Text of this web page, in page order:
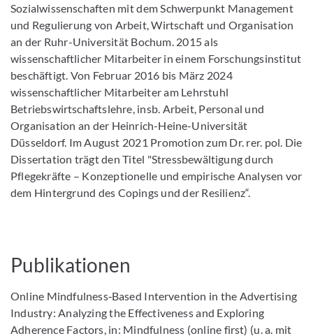
Sozialwissenschaften mit dem Schwerpunkt Management
und Regulierung von Arbeit, Wirtschaft und Organisation
an der Ruhr-Universität Bochum. 2015 als
wissenschaftlicher Mitarbeiter in einem Forschungsinstitut
beschäftigt. Von Februar 2016 bis März 2024
wissenschaftlicher Mitarbeiter am Lehrstuhl
Betriebswirtschaftslehre, insb. Arbeit, Personal und
Organisation an der Heinrich-Heine-Universität
Düsseldorf. Im August 2021 Promotion zum Dr. rer. pol. Die
Dissertation trägt den Titel "Stressbewältigung durch
Pflegekräfte – Konzeptionelle und empirische Analysen vor
dem Hintergrund des Copings und der Resilienz“.
Publikationen
Online Mindfulness‑Based Intervention in the Advertising
Industry: Analyzing the Effectiveness and Exploring
Adherence Factors, in: Mindfulness (online first) (u. a. mit